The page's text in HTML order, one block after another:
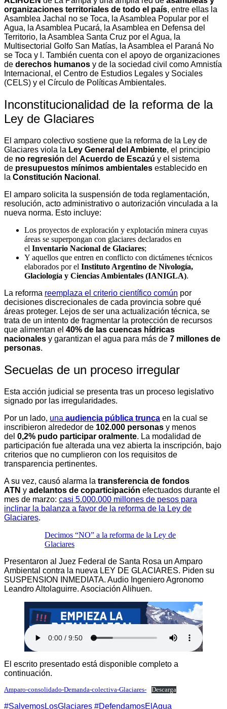
organizaciones territoriales de todo el país, entre ellas la
Asamblea Jachal no se Toca, la Asamblea Popular por el
Agua, la Asamblea Pucará, la Asamblea en Defensa del
Territorio, la Asamblea Santa Cruz por el Agua, la
Multisectorial Golfo San Matías, la Asamblea el Paraná No
se Toca y l. También cuenta con el apoyo de organizaciones
de derechos humanos y de la sociedad civil como Amnistía
Internacional, el Centro de Estudios Legales y Sociales
(CELS) y el Círculo de Políticas Ambientales.
Inconstitucionalidad de la reforma de la
Ley de Glaciares
El amparo colectivo sostiene que la reforma de la Ley de
Glaciares viola la Ley General del Ambiente, el principio
de no regresión del Acuerdo de Escazú y el sistema
de presupuestos mínimos ambientales establecido en
la Constitución Nacional .
El amparo solicita la suspensión de toda reglamentación,
resolución, acto administrativo o autorización vinculada a la
nueva norma. Esto incluye:
Los proyectos de exploración y explotación minera cuyas
áreas se superpongan con glaciares declarados en
el Inventario Nacional de Glaciares;
Y aquellos que entren en conflicto con dictámenes técnicos
elaborados por el Instituto Argentino de Nivología,
Glaciología y Ciencias Ambientales (IANIGLA).
La reforma reemplaza el criterio científico común por
decisiones discrecionales de cada provincia sobre qué
áreas proteger. Lejos de ser una actualización técnica, se
trata de un intento de fragmentar la protección de recursos
que alimentan el 40% de las cuencas hídricas
nacionales y garantizan el agua para más de 7 millones de
personas.
Secuelas de un proceso irregular
Esta acción judicial se presenta tras un proceso legislativo
signado por las irregularidades.
Por un lado, una audiencia pública trunca en la cual se
inscribieron alrededor de 102.000 personas y menos
del 0,2% pudo participar oralmente. La modalidad de
participación fue alterada una vez abierta la inscripción, bajo
criterios que no cumplieron con los requisitos de
transparencia pertinentes.
A su vez, causó alarma la transferencia de fondos
ATN y adelantos de coparticipación efectuados durante el
mes de marzo: casi 5.000.000 millones de pesos para
inclinar la balanza a favor de la reforma de la Ley de
Glaciares.
Decimos “NO” a la reforma de la Ley de
Glaciares
Presentaron al Juez Federal de Santa Rosa un Amparo
Ambiental contra la nueva LEY DE GLACIARES. Piden su
SUSPENSION INMEDIATA. Audio Ingeniero Agronomo
Leandro Altolaguirre. Asociación Alihuen.
El escrito presentado está disponible completo a
continuación.
Amparo-consolidado-Demanda-colectiva-Glaciares- Descarga
#SalvemosLosGlaciares #DefendamosElAgua